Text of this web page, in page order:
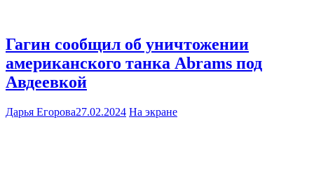
Гагин сообщил об уничтожении
американского танка Abrams под
Авдеевкой
Дарья Егорова27.02.2024 На экране